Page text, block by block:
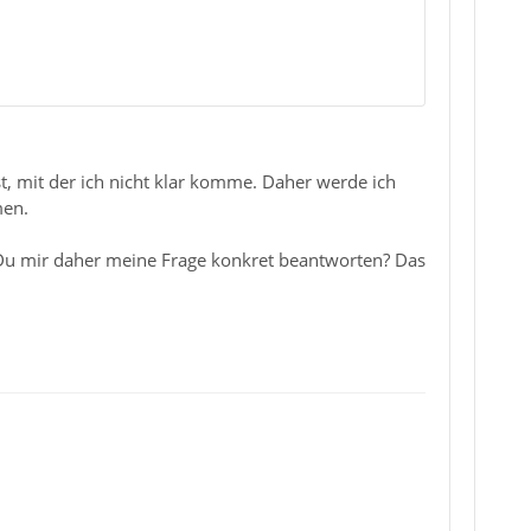
mit der ich nicht klar komme. Daher werde ich
mir daher meine Frage konkret beantworten? Das